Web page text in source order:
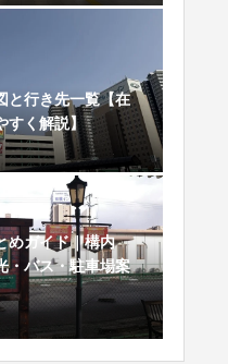
と行き先一覧【在
すく解説】
めガイド｜構内
・バス・駐車場案